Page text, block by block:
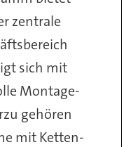
zentrale
sich mit
Montage-
gehören
mit Ketten-